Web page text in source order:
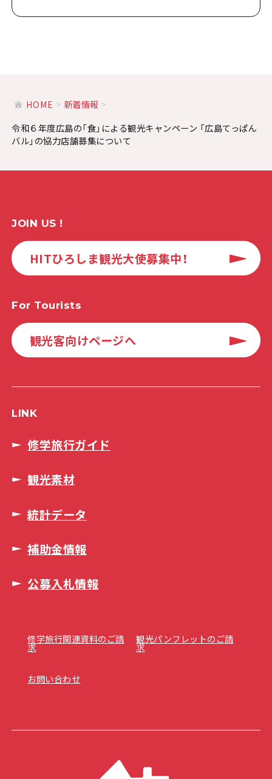
HOME
新着情報
令和６年度広島の「食」による観光キャンペーン 「広島てっぱん
バル」の協力店舗募集について
JOIN US !
HITひろしま観光大使募集中！
For Tourists
観光客向けページへ
LINK
修学旅行ガイド
観光素材
統計データ
補助金情報
公募入札情報
修学旅行関連資料のご請
求
観光パンフレットのご請
求
お問い合わせ